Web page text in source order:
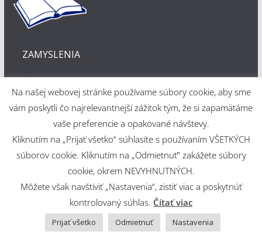
ZAMYSLENIA
Webové riešenie
Martin Šajdák
Copyright © 2026Evanjelický a. v. cirkevný zbor v Martine
Powered byColorMag andWordPress
Na našej webovej stránke používame súbory cookie, aby sme
vám poskytli čo najrelevantnejší zážitok tým, že si zapamätáme
vaše preferencie a opakované návštevy.
Kliknutím na „Prijať všetko“ súhlasíte s používaním VŠETKÝCH
súborov cookie. Kliknutím na „Odmietnuť“ zakážete súbory
cookie, okrem NEVYHNUTNÝCH.
Môžete však navštíviť „Nastavenia“, zistiť viac a poskytnúť
kontrolovaný súhlas. Čítať viac
Prijať všetko Odmietnuť Nastavenia